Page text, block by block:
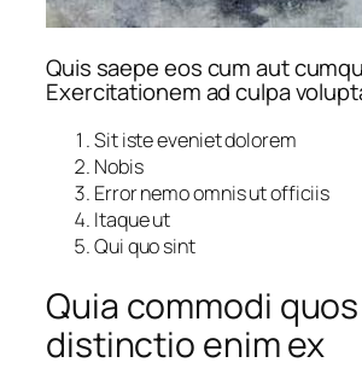
Quis saepe eos cum aut
Exercitationem ad culpa
Sit iste eveniet dolorem
Nobis
Error nemo omnis ut officiis
Itaque ut
Qui quo sint
Quia commodi quos
distinctio enim ex